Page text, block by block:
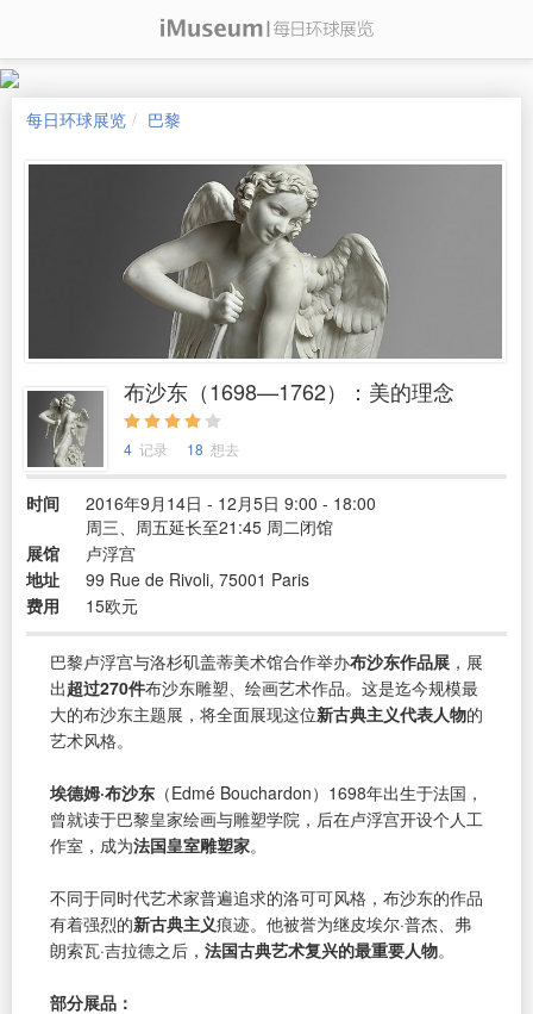
每日环球展览 巴黎
布沙东（1698—1762）：美的理念
4 记录 18 想去
时间
2016年9月14日 - 12月5日 9:00 - 18:00
周三、周五延长至21:45 周二闭馆
展馆
卢浮宫
地址
99 Rue de Rivoli, 75001 Paris
费用
15欧元
巴黎卢浮宫与洛杉矶盖蒂美术馆合作举办布沙东作品展 ，展
出超过270件布沙东雕塑、绘画艺术作品。这是迄今规模最
大的布沙东主题展，将全面展现这位新古典主义代表人物的
艺术风格。
埃德姆·布沙东 （Edmé Bouchardon）1698年出生于法国，
曾就读于巴黎皇家绘画与雕塑学院，后在卢浮宫开设个人工
作室，成为法国皇室雕塑家。
不同于同时代艺术家普遍追求的洛可可风格，布沙东的作品
有着强烈的新古典主义痕迹。他被誉为继皮埃尔·普杰、弗
朗索瓦·吉拉德之后， 法国古典艺术复兴的最重要人物。
部分展品：